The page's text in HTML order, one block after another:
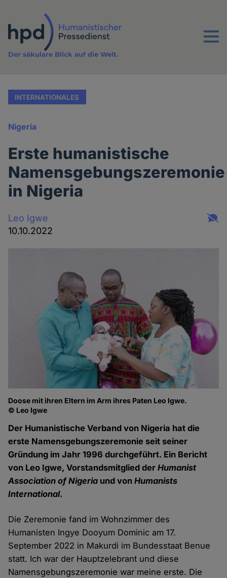
Inhalt
Menu
Der säkulare Blick auf die Welt.
INTERNATIONALES
Nigeria
Erste humanistische
Namensgebungszeremonie
in Nigeria
Leo Igwe
10.10.2022
Doose mit ihren Eltern im Arm ihres Paten Leo Igwe.
© Leo Igwe
Der Humanistische Verband von Nigeria hat die
erste Namensgebungszeremonie seit seiner
Gründung im Jahr 1996 durchgeführt. Ein Bericht
von Leo Igwe, Vorstandsmitglied derHumanist
Association of Nigeria und vonHumanists
International.
Die Zeremonie fand im Wohnzimmer des
Humanisten Ingye Dooyum Dominic am 17.
September 2022 in Makurdi im Bundesstaat Benue
statt. Ich war der Hauptzelebrant und diese
Namensgebungszeremonie war meine erste. Die